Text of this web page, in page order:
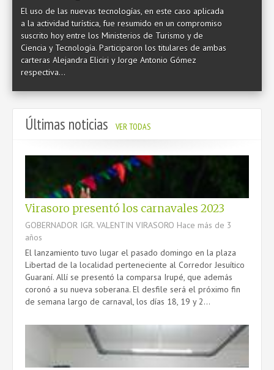
CONTACTO
El uso de las nuevas tecnologías, en este caso aplicada
a la actividad turística, fue resumido en un compromiso
suscrito hoy entre los Ministerios de Turismo y de
Ciencia y Tecnología. Participaron los titulares de ambas
carteras Alejandra Eliciri y Jorge Antonio Gómez
respectiva...
Últimas noticias VER TODAS
Virasoro presentó los carnavales 2023
GOBERNADOR IGR. VALENTIN VIRASORO Hace más de 3
años
El lanzamiento tuvo lugar el pasado domingo en la plaza
Libertad de la localidad perteneciente al Corredor Jesuítico
Guaraní. Allí se presentó la comparsa Irupé, que además
coronó a su nueva soberana. El desfile será el próximo fin
de semana largo de carnaval, los días 18, 19 y 2...